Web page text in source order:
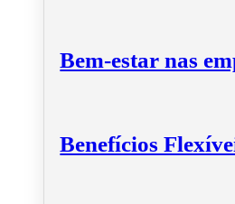
Bem-estar nas
Benefícios